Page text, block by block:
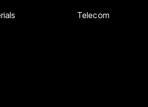
Telecom